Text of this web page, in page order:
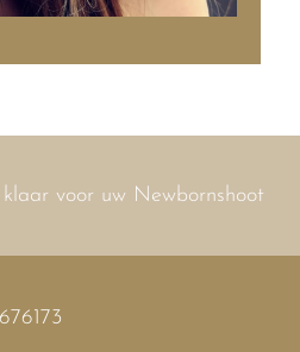
voor uw Newbornshoot